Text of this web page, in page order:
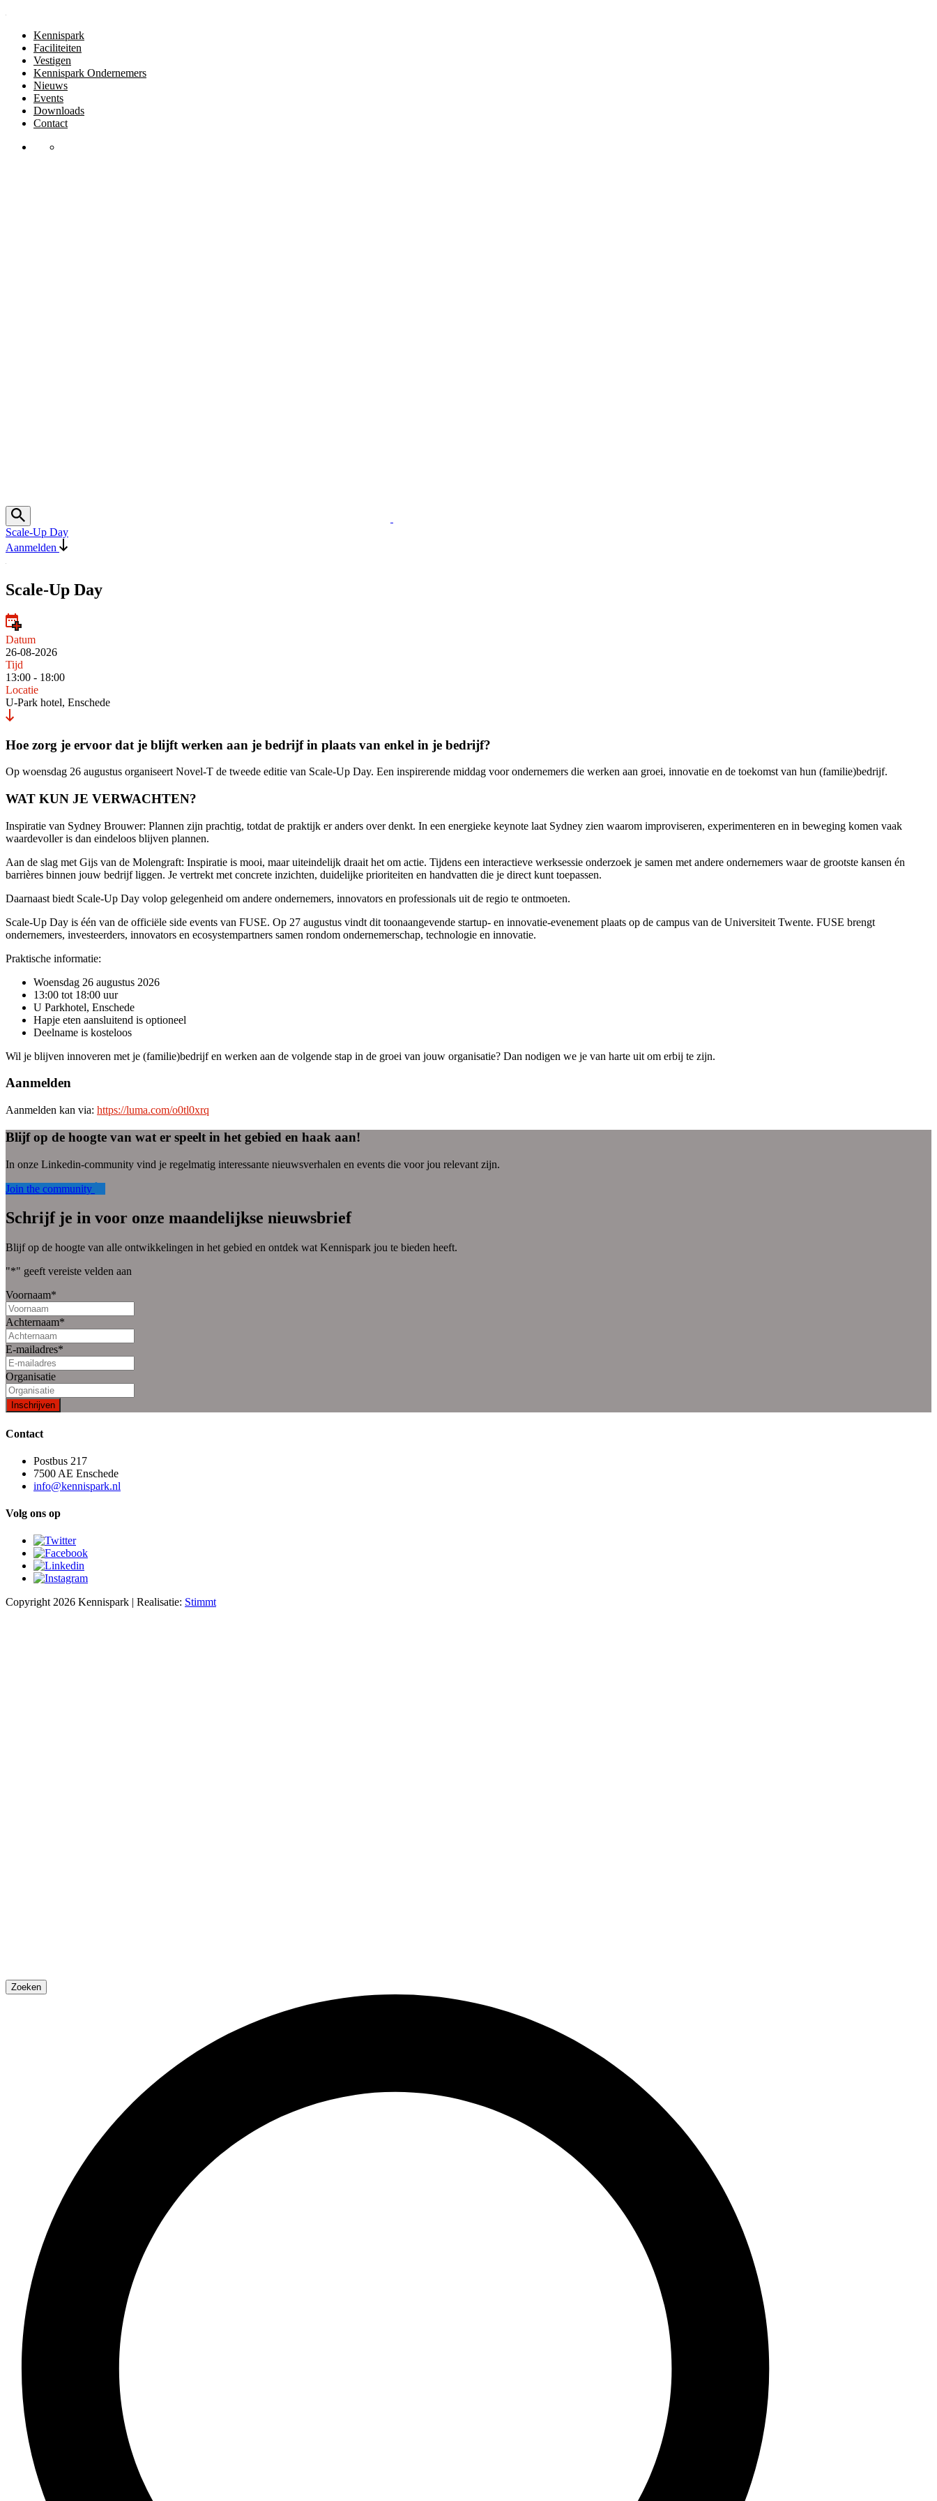
Kennispark
Faciliteiten
Vestigen
Kennispark Ondernemers
Nieuws
Events
Downloads
Contact
Scale-Up Day
Aanmelden
Scale-Up Day
Datum
26-08-2026
Tijd
13:00 - 18:00
Locatie
U-Park hotel, Enschede
Hoe zorg je ervoor dat je blijft werken aan je bedrijf in plaats van enkel in je bedrijf?
Op woensdag 26 augustus organiseert Novel-T de tweede editie van Scale-Up Day. Een inspirerende middag voor ondernemers die werken aan groei, innovatie en de toekomst van hun (familie)bedrijf.
WAT KUN JE VERWACHTEN?
Inspiratie van Sydney Brouwer: Plannen zijn prachtig, totdat de praktijk er anders over denkt. In een energieke keynote laat Sydney zien waarom improviseren, experimenteren en in beweging komen vaak
waardevoller is dan eindeloos blijven plannen.
Aan de slag met Gijs van de Molengraft: Inspiratie is mooi, maar uiteindelijk draait het om actie. Tijdens een interactieve werksessie onderzoek je samen met andere ondernemers waar de grootste kansen én
barrières binnen jouw bedrijf liggen. Je vertrekt met concrete inzichten, duidelijke prioriteiten en handvatten die je direct kunt toepassen.
Daarnaast biedt Scale-Up Day volop gelegenheid om andere ondernemers, innovators en professionals uit de regio te ontmoeten.
Scale-Up Day is één van de officiële side events van FUSE. Op 27 augustus vindt dit toonaangevende startup- en innovatie-evenement plaats op de campus van de Universiteit Twente. FUSE brengt
ondernemers, investeerders, innovators en ecosystempartners samen rondom ondernemerschap, technologie en innovatie.
Praktische informatie:
Woensdag 26 augustus 2026
13:00 tot 18:00 uur
U Parkhotel, Enschede
Hapje eten aansluitend is optioneel
Deelname is kosteloos
Wil je blijven innoveren met je (familie)bedrijf en werken aan de volgende stap in de groei van jouw organisatie? Dan nodigen we je van harte uit om erbij te zijn.
Aanmelden
Aanmelden kan via: https://luma.com/o0tl0xrq
Blijf op de hoogte van wat er speelt in het gebied en haak aan!
In onze Linkedin-community vind je regelmatig interessante nieuwsverhalen en events die voor jou relevant zijn.
Join the community
Schrijf je in voor onze maandelijkse nieuwsbrief
Blijf op de hoogte van alle ontwikkelingen in het gebied en ontdek wat Kennispark jou te bieden heeft.
"*" geeft vereiste velden aan
Voornaam*
Achternaam*
E-mailadres*
Organisatie
Contact
Postbus 217
7500 AE Enschede
info@kennispark.nl
Volg ons op
Copyright 2026 Kennispark | Realisatie: Stimmt